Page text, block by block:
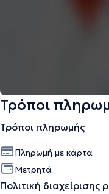
Τρόποι
Τρόποι πληρωμής
Πληρωμή με κάρτα
Μετρητά
Πολιτική διαχείρισης